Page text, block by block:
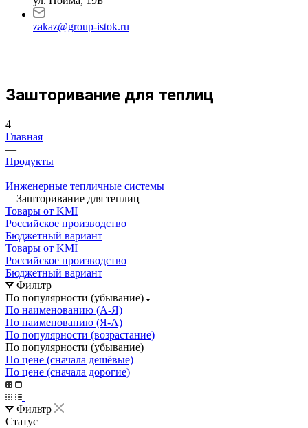
zakaz@group-istok.ru
Зашторивание для теплиц
4
Главная
—
Продукты
—
Инженерные тепличные системы
—Зашторивание для теплиц
Товары от KMI
Российское производство
Бюджетный вариант
Товары от KMI
Российское производство
Бюджетный вариант
Фильтр
По популярности (убывание)
По наименованию (А-Я)
По наименованию (Я-А)
По популярности (возрастание)
По популярности (убывание)
По цене (сначала дешёвые)
По цене (сначала дорогие)
Фильтр
Статус